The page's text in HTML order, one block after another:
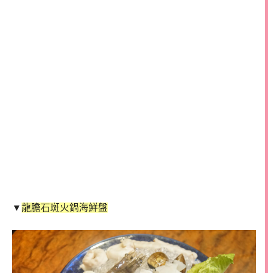
▼龍膽石斑火鍋海鮮盤